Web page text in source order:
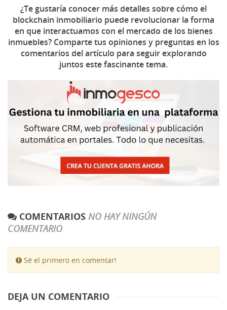
¿Te gustaría conocer más detalles sobre cómo el
blockchain inmobiliario puede revolucionar la forma
en que interactuamos con el mercado de los bienes
inmuebles? Comparte tus opiniones y preguntas en los
comentarios del artículo para seguir explorando
juntos este fascinante tema.
COMENTARIOS NO HAY NINGÚN
COMENTARIO
Sé el primero en comentar!
DEJA UN COMENTARIO